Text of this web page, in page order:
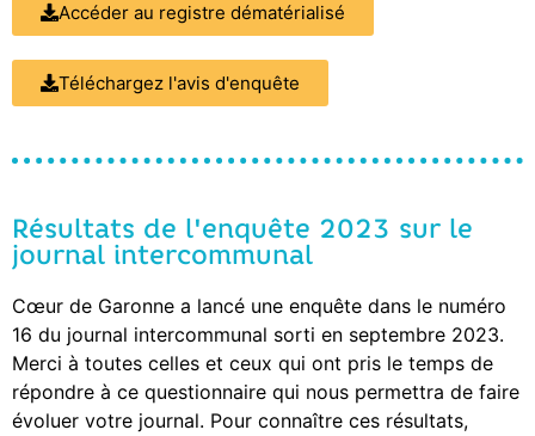
Accéder au registre dématérialisé
Téléchargez l'avis d'enquête
Résultats de l'enquête 2023 sur le
journal intercommunal
Cœur de Garonne a lancé une enquête dans le numéro
16 du journal intercommunal sorti en septembre 2023.
Merci à toutes celles et ceux qui ont pris le temps de
répondre à ce questionnaire qui nous permettra de faire
évoluer votre journal. Pour connaître ces résultats,